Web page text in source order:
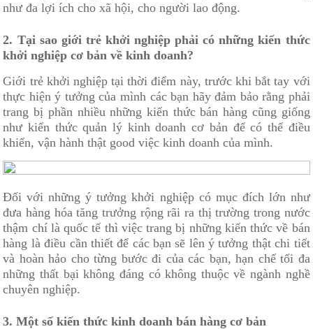
như đa lợi ích cho xã hội, cho người lao động.
2. Tại sao giới trẻ khởi nghiệp phải có những kiến thức
khởi nghiệp cơ bản về kinh doanh?
Giới trẻ khởi nghiệp tại thời điểm này, trước khi bắt tay với
thực hiện ý tưởng của mình các bạn hãy đảm bảo rằng phải
trang bị phần nhiều những kiến thức bán hàng cũng giống
như kiến thức quản lý kinh doanh cơ bản để có thể điều
khiển, vận hành thật good việc kinh doanh của mình.
Đối với những ý tưởng khởi nghiệp có mục đích lớn như
đưa hàng hóa tăng trưởng rộng rãi ra thị trường trong nước
thậm chí là quốc tế thì việc trang bị những kiến thức về bán
hàng là điều cần thiết để các bạn sẽ lên ý tưởng thật chi tiết
và hoàn hảo cho từng bước đi của các bạn, hạn chế tối đa
những thất bại không đáng có không thuộc về ngành nghề
chuyên nghiệp.
3. Một số kiến thức kinh doanh bán hàng cơ bản